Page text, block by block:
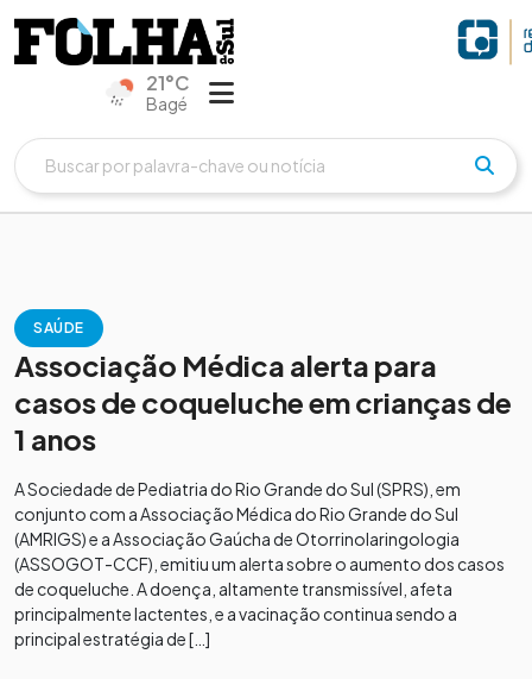
21°C
Bagé
SAÚDE
Associação Médica alerta para
casos de coqueluche em crianças de
1 anos
A Sociedade de Pediatria do Rio Grande do Sul (SPRS), em
conjunto com a Associação Médica do Rio Grande do Sul
(AMRIGS) e a Associação Gaúcha de Otorrinolaringologia
(ASSOGOT-CCF), emitiu um alerta sobre o aumento dos casos
de coqueluche. A doença, altamente transmissível, afeta
principalmente lactentes, e a vacinação continua sendo a
principal estratégia de […]